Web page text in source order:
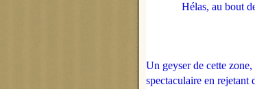
Hélas, au bout
Un geyser de cette
spectaculaire en rejetant